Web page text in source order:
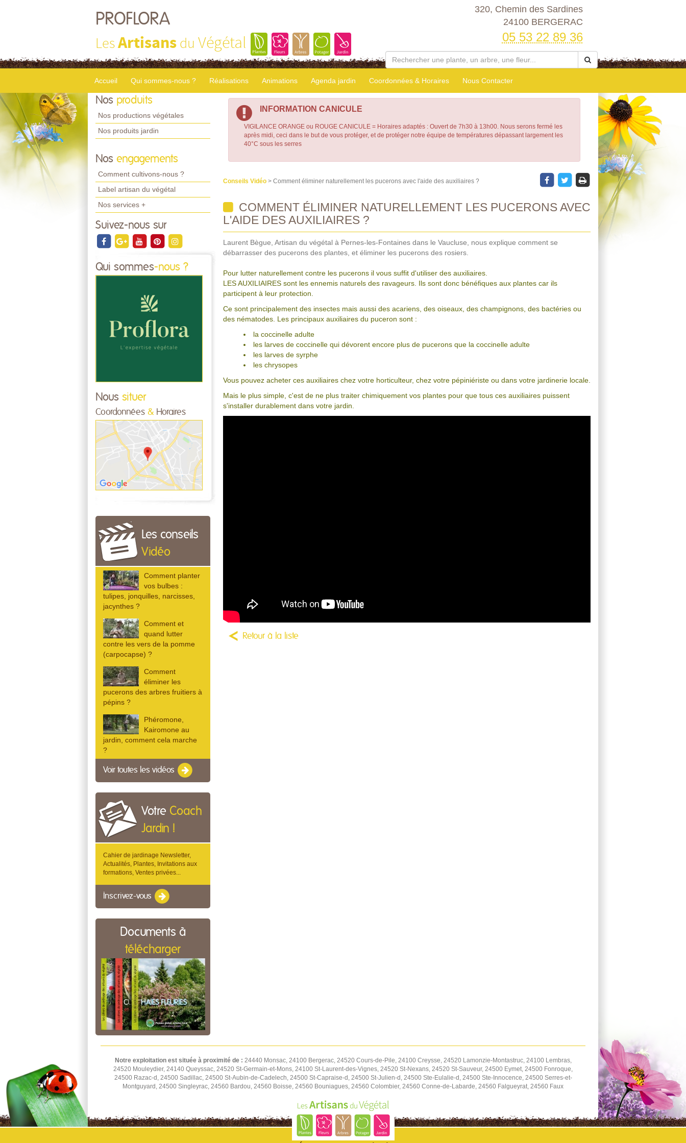
PROFLORA
LesArtisans du Végétal
320, Chemin des Sardines
24100 BERGERAC
05 53 22 89 36
Accueil Qui sommes-nous ? Réalisations Animations Agenda jardin Coordonnées & Horaires Nous Contacter
Nos produits
Nos productions végétales
Nos produits jardin
Nos engagements
Comment cultivons-nous ?
Label artisan du végétal
Nos services +
Suivez-nous sur
Qui sommes-nous ?
Nous situer
Coordonnées & Horaires
Les conseils
Vidéo
Comment planter
vos bulbes :
tulipes, jonquilles, narcisses,
jacynthes ?
Comment et
quand lutter
contre les vers de la pomme
(carpocapse) ?
Comment
éliminer les
pucerons des arbres fruitiers à
pépins ?
Phéromone,
Kairomone au
jardin, comment cela marche
?
Voir toutes les vidéos
Votre Coach
Jardin !
Cahier de jardinage Newsletter,
Actualités, Plantes, Invitations aux
formations, Ventes privées...
Inscrivez-vous
Documents à
télécharger
INFORMATION CANICULE
VIGILANCE ORANGE ou ROUGE CANICULE = Horaires adaptés : Ouvert de 7h30 à 13h00. Nous serons fermé les
après midi, ceci dans le but de vous protéger, et de protéger notre équipe de températures dépassant largement les
40°C sous les serres
Conseils Vidéo > Comment éliminer naturellement les pucerons avec l'aide des auxiliaires ?
COMMENT ÉLIMINER NATURELLEMENT LES PUCERONS AVEC
L'AIDE DES AUXILIAIRES ?
Laurent Bègue, Artisan du végétal à Pernes-les-Fontaines dans le Vaucluse, nous explique comment se
débarrasser des pucerons des plantes, et éliminer les pucerons des rosiers.
Pour lutter naturellement contre les pucerons il vous suffit d'utiliser des auxiliaires.
LES AUXILIAIRES sont les ennemis naturels des ravageurs. Ils sont donc bénéfiques aux plantes car ils
participent à leur protection.
Ce sont principalement des insectes mais aussi des acariens, des oiseaux, des champignons, des bactéries ou
des nématodes. Les principaux auxiliaires du puceron sont :
la coccinelle adulte
les larves de coccinelle qui dévorent encore plus de pucerons que la coccinelle adulte
les larves de syrphe
les chrysopes
Vous pouvez acheter ces auxiliaires chez votre horticulteur, chez votre pépiniériste ou dans votre jardinerie locale.
Mais le plus simple, c'est de ne plus traiter chimiquement vos plantes pour que tous ces auxiliaires puissent
s'installer durablement dans votre jardin.
Retour à la liste
Notre exploitation est située à proximité de : 24440 Monsac, 24100 Bergerac, 24520 Cours-de-Pile, 24100 Creysse, 24520 Lamonzie-Montastruc, 24100 Lembras,
24520 Mouleydier, 24140 Queyssac, 24520 St-Germain-et-Mons, 24100 St-Laurent-des-Vignes, 24520 St-Nexans, 24520 St-Sauveur, 24500 Eymet, 24500 Fonroque,
24500 Razac-d, 24500 Sadillac, 24500 St-Aubin-de-Cadelech, 24500 St-Capraise-d, 24500 St-Julien-d, 24500 Ste-Eulalie-d, 24500 Ste-Innocence, 24500 Serres-et-
Montguyard, 24500 Singleyrac, 24560 Bardou, 24560 Boisse, 24560 Bouniagues, 24560 Colombier, 24560 Conne-de-Labarde, 24560 Falgueyrat, 24560 Faux